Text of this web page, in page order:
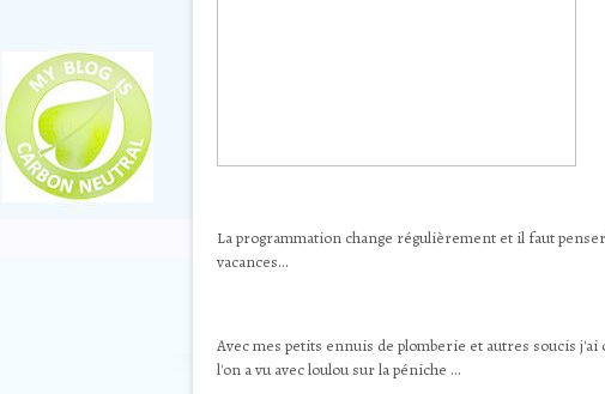
La programmation change régulièrement et il faut
vacances...
Avec mes petits ennuis de plomberie et autres soucis
l'on a vu avec loulou sur la péniche ...